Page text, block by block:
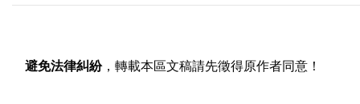
避免法律糾紛，轉載本區文稿請先徵得原作者同意！